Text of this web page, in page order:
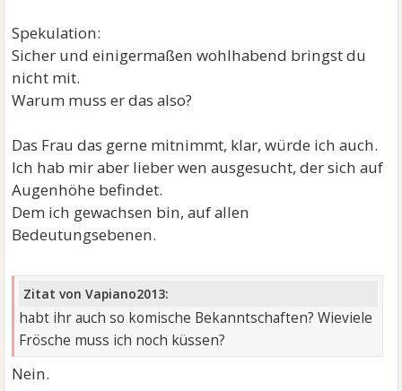
Spekulation:
Sicher und einigermaßen wohlhabend bringst du
nicht mit.
Warum muss er das also?
Das Frau das gerne mitnimmt, klar, würde ich auch.
Ich hab mir aber lieber wen ausgesucht, der sich auf
Augenhöhe befindet.
Dem ich gewachsen bin, auf allen
Bedeutungsebenen.
Zitat von Vapiano2013:
habt ihr auch so komische Bekanntschaften? Wieviele
Frösche muss ich noch küssen?
Nein.